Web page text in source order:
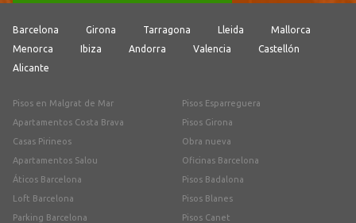
Barcelona Girona Tarragona Lleida
Mallorca
Menorca
Ibiza Andorra Valencia
Castellón
Alicante
Pisos en Malgrat de Mar
Apartamentos Costa Brava
Casas Pirineos
Apartamentos Salou
Áticos Barcelona
Loft Barcelona
Parking Barcelona
Pisos Esparreguera
Pisos Girona
Obra nueva
Oficinas Barcelona
Pisos Badalona
Pisos Blanes
Pisos Canet